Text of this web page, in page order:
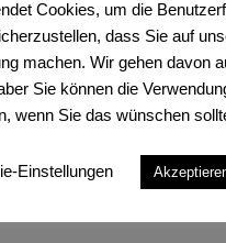
sie in dein Innerstes.
wirst eingetaucht in ein
ist hier und jetzt,
Cookies, um die
dass Sie auf
machen. Wir gehen davon
Sie können die
wenn Sie das wünschen
Einstellungen